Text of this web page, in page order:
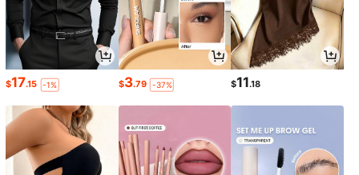
$17.15 -1% $3.79 -37% $11.18